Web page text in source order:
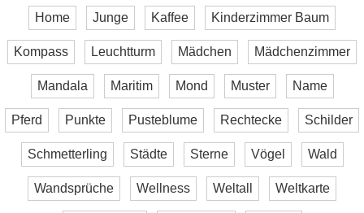
Home Junge Kaffee Kinderzimmer Baum
Kompass Leuchtturm Mädchen Mädchenzimmer
Mandala Maritim Mond Muster Name
Pferd Punkte Pusteblume Rechtecke Schilder
Schmetterling Städte Sterne Vögel Wald
Wandsprüche Wellness Weltall Weltkarte